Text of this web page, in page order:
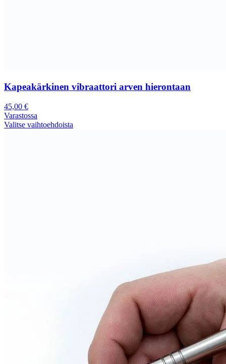
Kapeakärkinen vibraattori arven hierontaan
45,00 €
Varastossa
Valitse vaihtoehdoista